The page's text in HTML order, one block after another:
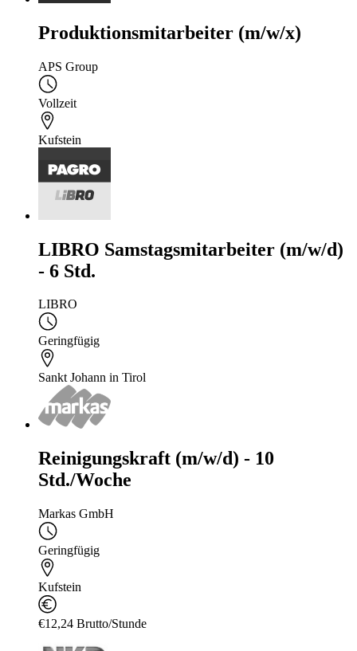
Produktionsmitarbeiter (m/w/x)
APS Group
Vollzeit
Kufstein
LIBRO Samstagsmitarbeiter (m/w/d)
- 6 Std.
LIBRO
Geringfügig
Sankt Johann in Tirol
Reinigungskraft (m/w/d) - 10
Std./Woche
Markas GmbH
Geringfügig
Kufstein
€12,24 Brutto/Stunde